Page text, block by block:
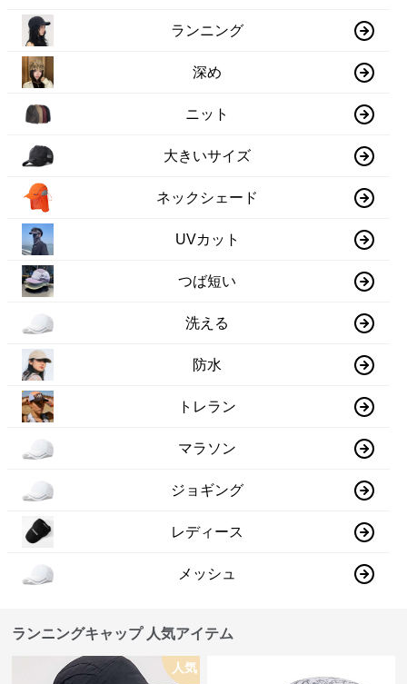
ランニング
深め
ニット
大きいサイズ
ネックシェード
UVカット
つば短い
洗える
防水
トレラン
マラソン
ジョギング
レディース
メッシュ
ランニングキャップ 人気アイテム
人気